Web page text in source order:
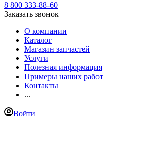
8 800 333-88-60
Заказать звонок
О компании
Каталог
Магазин запчастей
Услуги
Полезная информация
Примеры наших работ
Контакты
...
Войти